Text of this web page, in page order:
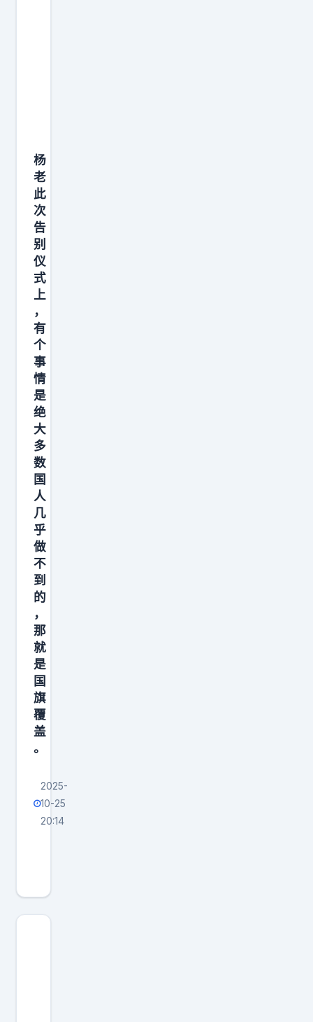
花
2
0
0
0
亿
建
大
型
粒
子
对
撞
机
，
中
科
院
院
士
王
贻
芳
说
：
“
一
杨
老
此
次
告
别
仪
式
上
，
有
个
事
情
是
绝
大
多
数
国
人
几
乎
做
不
到
的
，
那
就
是
国
旗
覆
盖
。
2025-
10-25
20:14
次
告